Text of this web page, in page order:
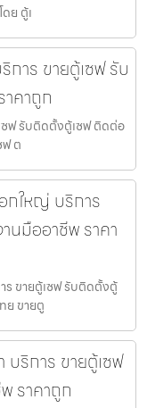
ย ตู้เ
การ ขายตู้เซฟ รับ
คาถูก
ซฟ รับติดตั้งตู้เซฟ ติดต่อ
ฟ ต
กใหญ่ บริการ
นมืออาชีพ ราคา
ร ขายตู้เซฟ รับติดตั้งตู้
ย ขายตู
บริการ ขายตู้เซฟ
ราคาถูก